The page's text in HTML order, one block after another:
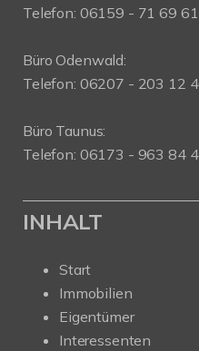
Telefon: 06159 - 71 69 61
Büro Odenwald:
Telefon: 06207 - 203 12
Büro Taunus:
Telefon: 06173 - 963 84
INHALT
Start
Immobilien
Eigentümer
Interessenten